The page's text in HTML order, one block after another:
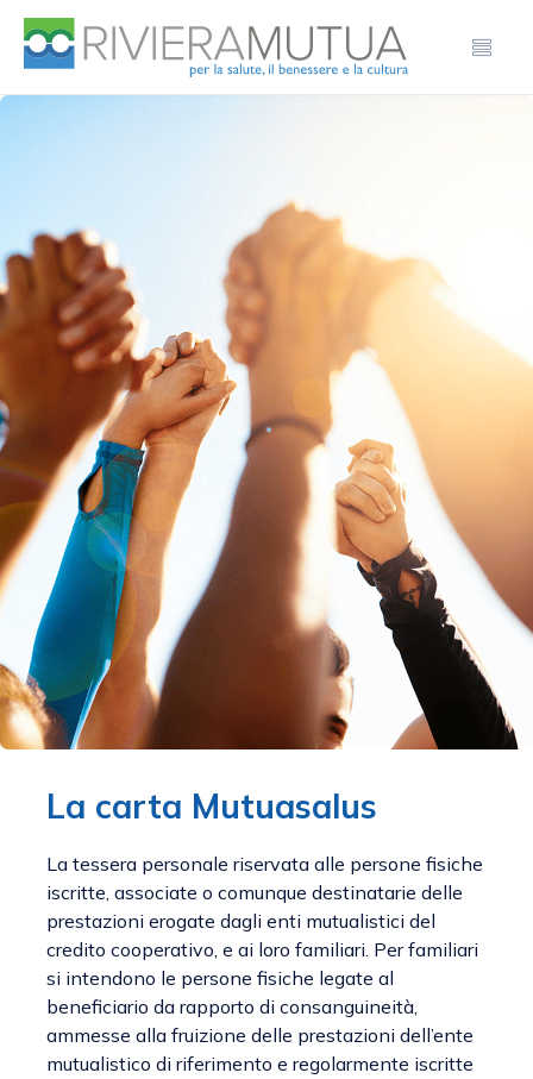
La carta Mutuasalus
La tessera personale riservata alle persone fisiche
iscritte, associate o comunque destinatarie delle
prestazioni erogate dagli enti mutualistici del
credito cooperativo, e ai loro familiari. Per familiari
si intendono le persone fisiche legate al
beneficiario da rapporto di consanguineità,
ammesse alla fruizione delle prestazioni dell’ente
mutualistico di riferimento e regolarmente iscritte